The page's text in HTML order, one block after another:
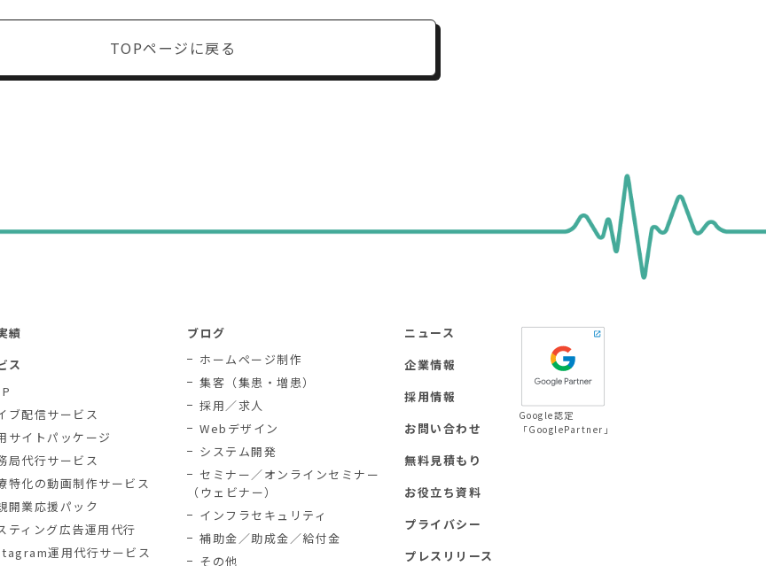
TOPページに戻る
績
ス
ブ配信サービス
サイトパッケージ
局代行サービス
特化の動画制作サービス
開業応援パック
ティング広告運用代行
運用代行サービス
ブログ
ホームページ制作
集客（集患・増患）
採用／求人
Webデザイン
システム開発
セミナー／オンラインセミナー
（ウェビナー）
インフラセキュリティ
補助金／助成金／給付金
その他
ニュース
企業情報
採用情報
お問い合わせ
無料見積もり
お役立ち資料
プライバシー
プレスリリース
Google認定
「GooglePartner」